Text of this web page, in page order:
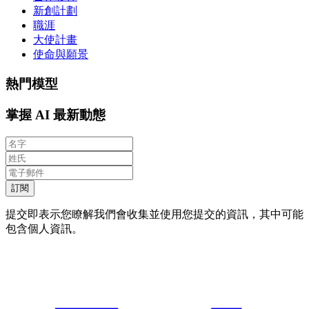
新創計劃
職涯
大使計畫
使命與願景
熱門模型
掌握 AI 最新動態
訂閱
提交即表示您瞭解我們會收集並使用您提交的資訊，其中可能
包含個人資訊。